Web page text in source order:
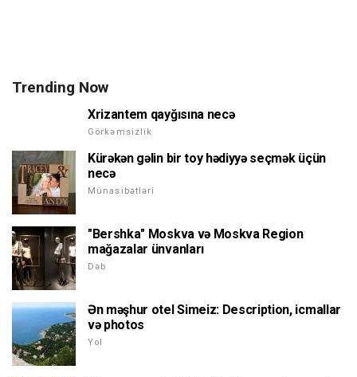
Trending Now
Xrizantem qayğısına necə
Görkəmsizlik
Kürəkən gəlin bir toy hədiyyə seçmək üçün
necə
Münasibətləri
"Bershka" Moskva və Moskva Region
mağazalar ünvanları
Dəb
Ən məşhur otel Simeiz: Description, icmallar
və photos
Yol